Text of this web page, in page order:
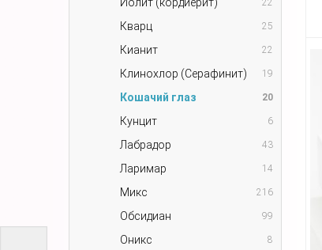
Кварц 25
Кианит 22
Клинохлор (Серафинит) 19
Кошачий глаз 20
Кунцит 6
Лабрадор 43
Ларимар 14
Микс 216
Обсидиан 99
Оникс 8